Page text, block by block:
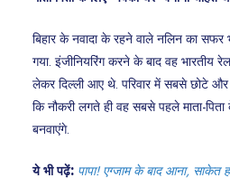
बिहार के नवादा के रहने वाले नलिन का
गया. इंजीनियरिंग करने के बाद वह भारतीय
लेकर दिल्ली आए थे. परिवार में सबसे छोटे
कि नौकरी लगते ही वह सबसे पहले माता-
बनवाएंगे.
ये भी पढ़ें: पापा! एग्जाम के बाद आना, साकेत